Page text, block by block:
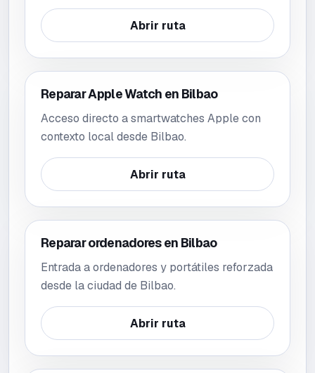
Abrir ruta
Reparar Apple Watch en Bilbao
Acceso directo a smartwatches Apple con
contexto local desde Bilbao.
Abrir ruta
Reparar ordenadores en Bilbao
Entrada a ordenadores y portátiles reforzada
desde la ciudad de Bilbao.
Abrir ruta